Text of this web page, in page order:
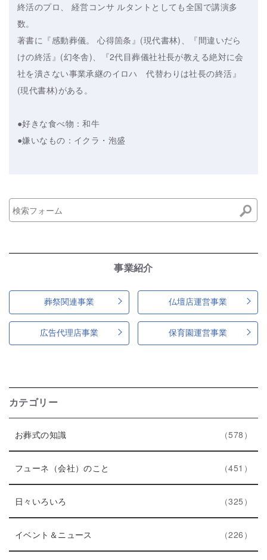
終活のプロ、 経営コンサ ルタントとしても全国で講演多
数。
著書に『感動葬儀。 心得箇条』(現代書林)、『間違いだら
けの終活』(幻冬舎)、『2代目葬儀社社長が教える絶対に会
社を潰さない事業承継のイロハ 代替わりは社長の終活』
(現代書林)がある。
●好きな食べ物：和牛
●嫌いなもの：イクラ・泡盛
事業紹介
葬祭関連事業 仏壇店運営事業
広告代理店事業 保育園運営事業
カテゴリー
お葬式の知識
ン
ト
リ
数
578
フューネ（会社）のこと
ン
リ
数
451
日々いろいろ
ン
ト
リ
325
イベント＆ニュース
ン
226